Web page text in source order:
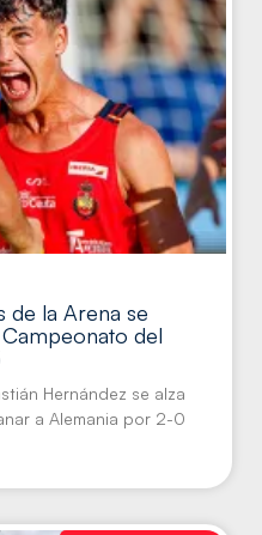
de la Arena se
del
Hernández se alza
a Alemania por 2-0